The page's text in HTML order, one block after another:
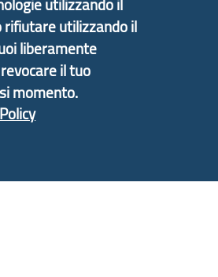
In particolare fornisce
sullaStrategia
, in collaborazione con Regione
metropolitana di Genova |
rifiutare utilizzando il
liberamente
il tuo
momento.